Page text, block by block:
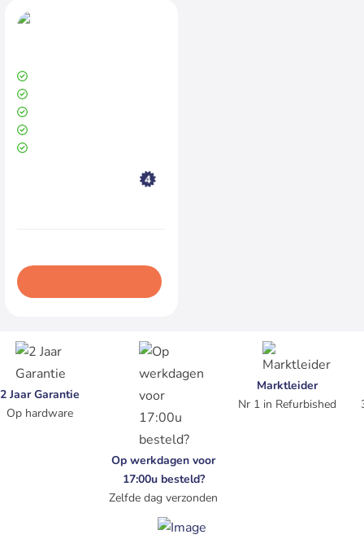
2 Jaar Garantie
Op hardware
Op werkdagen voor
17:00u besteld?
Zelfde dag verzonden
Marktleider
Nr 1 in Refurbished